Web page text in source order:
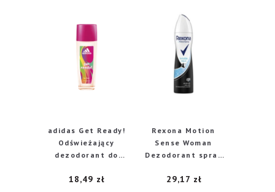
adidas Get Ready!
Odświeżający
dezodorant do
75 ml
18,49 zł
Rexona Motion
Sense Woman
Dezodorant spray
150ml
29,17 zł